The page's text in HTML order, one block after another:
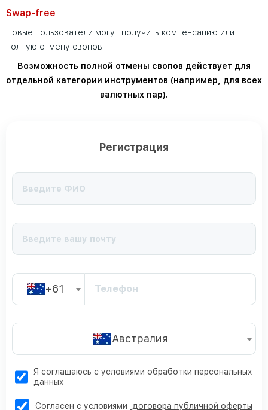
Swap-free
Новые пользователи могут получить компенсацию или
полную отмену свопов.
Возможность полной отмены свопов действует для
отдельной категории инструментов (например, для всех
валютных пар).
Регистрация
+61
Австралия
Я соглашаюсь с условиями обработки персональных
данных
Согласен с условиями договора публичной оферты